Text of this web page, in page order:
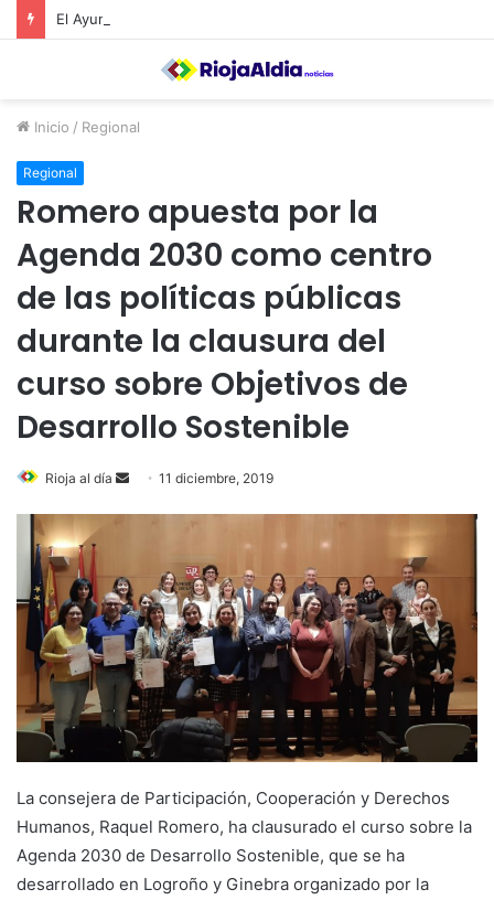
Inicio / Regional
Regional
Romero apuesta por la
Agenda 2030 como centro
de las políticas públicas
durante la clausura del
curso sobre Objetivos de
Desarrollo Sostenible
Rioja al día
a
n
e
m
a
i
11 diciembre, 2019
La consejera de Participación, Cooperación y Derechos
Humanos, Raquel Romero, ha clausurado el curso sobre la
Agenda 2030 de Desarrollo Sostenible, que se ha
desarrollado en Logroño y Ginebra organizado por la